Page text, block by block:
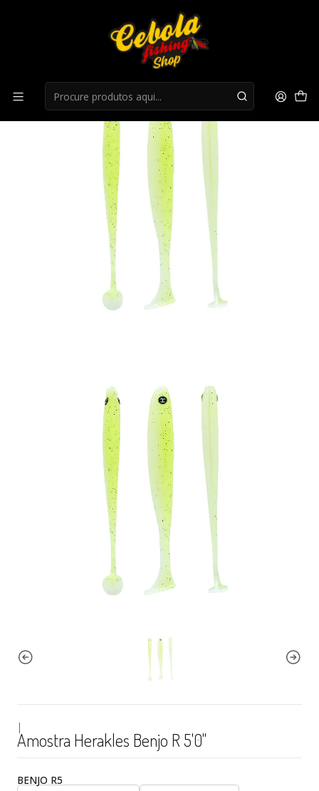
Amostra Herakles Benjo R 5'0"
|
Amostra Herakles Benjo R 5'0"
BENJO R5